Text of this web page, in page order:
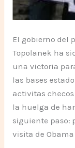
El gobierno del
Topolanek ha
una victoria
las bases
activitas
la huelga de
siguiente paso:
visita de Obama